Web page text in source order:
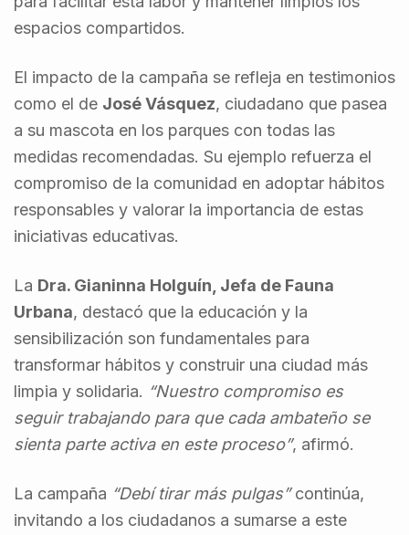
espacios compartidos.
El impacto de la campaña se refleja en testimonios
como el de José Vásquez, ciudadano que pasea
a su mascota en los parques con todas las
medidas recomendadas. Su ejemplo refuerza el
compromiso de la comunidad en adoptar hábitos
responsables y valorar la importancia de estas
iniciativas educativas.
La Dra. Gianinna Holguín, Jefa de Fauna
Urbana, destacó que la educación y la
sensibilización son fundamentales para
transformar hábitos y construir una ciudad más
limpia y solidaria. “Nuestro compromiso es
seguir trabajando para que cada ambateño se
sienta parte activa en este proceso”, afirmó.
La campaña “Debí tirar más pulgas”continúa,
invitando a los ciudadanos a sumarse a este